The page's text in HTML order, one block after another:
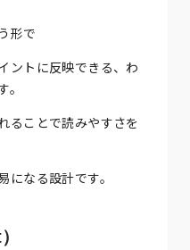
形で
ントに反映できる、わ
ることで読みやすさを
なる設計です。